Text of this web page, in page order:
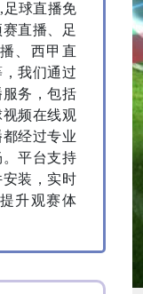
足球直播免
直播、足
、西甲直
我们通过
务，包括
频在线观
经过专业
平台支持
装，实时
升观赛体